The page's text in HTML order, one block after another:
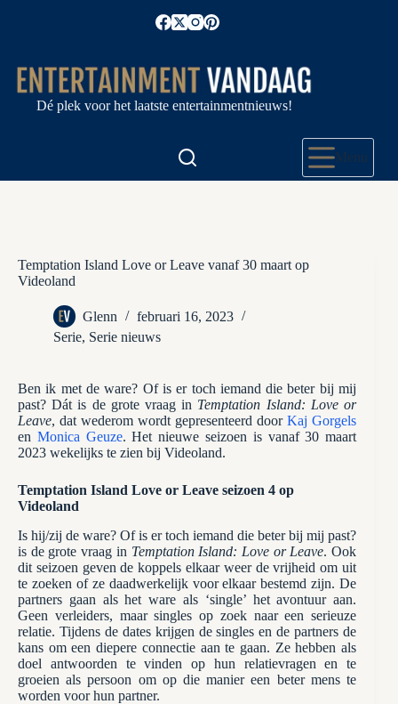
Dé plek voor het laatste entertainmentnieuws!
Menu
Temptation Island Love or Leave vanaf 30 maart op
Videoland
Glenn
februari 16, 2023
Serie, Serie nieuws
Ben ik met de ware? Of is er toch iemand die beter bij mij
past? Dát is de grote vraag in Temptation Island: Love or
Leave, dat wederom wordt gepresenteerd doorKaj Gorgels
en Monica Geuze. Het nieuwe seizoen is vanaf 30 maart
2023 wekelijks te zien bij Videoland.
Temptation Island Love or Leave seizoen 4 op
Videoland
Is hij/zij de ware? Of is er toch iemand die beter bij mij past?
is de grote vraag in Temptation Island: Love or Leave. Ook
dit seizoen geven de koppels elkaar weer de vrijheid om uit
te zoeken of ze daadwerkelijk voor elkaar bestemd zijn. De
partners gaan als het ware als ‘single’ het avontuur aan.
Geen verleiders, maar singles op zoek naar een serieuze
relatie. Tijdens de dates krijgen de singles en de partners de
kans om een diepere connectie aan te gaan. Ze hebben als
doel antwoorden te vinden op hun relatievragen en te
groeien als persoon om op die manier een beter mens te
worden voor hun partner.